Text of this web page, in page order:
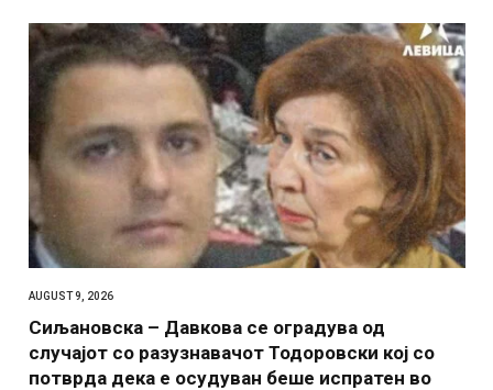
AUGUST 9, 2026
Сиљановска – Давкова се оградува од
случајот со разузнавачот Тодоровски кој со
потврда дека е осудуван беше испратен во